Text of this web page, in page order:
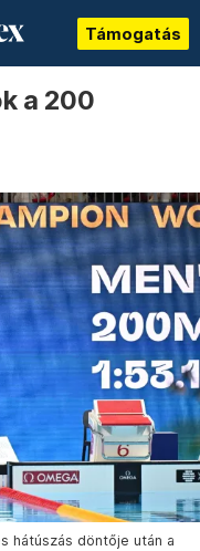
Támogatás
a 200
hátúszás döntője után a